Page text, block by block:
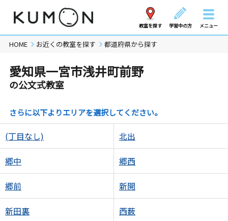
教室を探す 学習中の方 メニュー
HOME お近くの教室を探す 都道府県から探す
愛知県一宮市浅井町前野
の公文式教室
さらに以下よりエリアを選択してください。
(丁目なし) 北出
郷中 郷西
郷前 新開
新田裏 西薮